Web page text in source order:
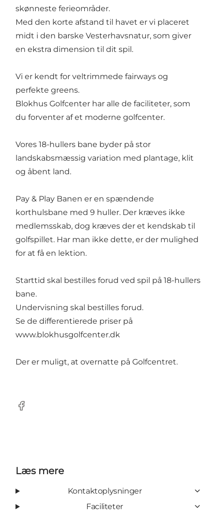
skønneste ferieområder.
Med den korte afstand til havet er vi placeret
midt i den barske Vesterhavsnatur, som giver
en ekstra dimension til dit spil.
Vi er kendt for veltrimmede fairways og
perfekte greens.
Blokhus Golfcenter har alle de faciliteter, som
du forventer af et moderne golfcenter.
Vores 18-hullers bane byder på stor
landskabsmæssig variation med plantage, klit
og åbent land.
Pay & Play Banen er en spændende
korthulsbane med 9 huller. Der kræves ikke
medlemsskab, dog kræves der et kendskab til
golfspillet. Har man ikke dette, er der mulighed
for at få en lektion.
Starttid skal bestilles forud ved spil på 18-hullers
bane.
Undervisning skal bestilles forud.
Se de differentierede priser på
www.blokhusgolfcenter.dk
Der er muligt, at overnatte på Golfcentret.
Facebook
Læs mere
Kontaktoplysninger
Faciliteter